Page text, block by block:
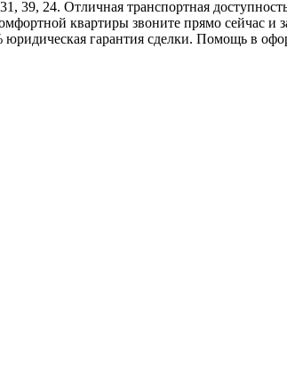
24. Отличная транспортная
квартиры звоните прямо
гарантия сделки. Помощь в